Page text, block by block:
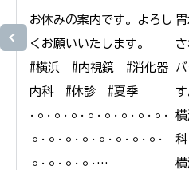
お休みの案内です。よろし
くお願いいたします。
#横浜　#内視鏡　#消化器
内科　#休診　#夏季
𐄁𐄙𐄁𐄙𐄁𐄙𐄁𐄙𐄁𐄙𐄁𐄙𐄁𐄙𐄁𐄙𐄁
𐄙𐄁𐄙𐄁𐄙𐄁𐄙𐄁𐄙𐄁𐄙𐄁𐄙𐄁𐄙𐄁
𐄙𐄁𐄙𐄁𐄙𐄁𐄙𐄁
す
科